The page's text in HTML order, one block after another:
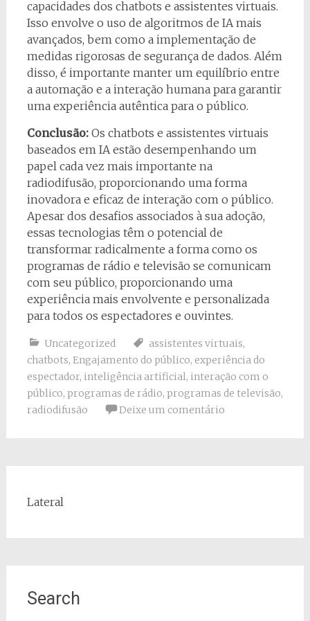
capacidades dos chatbots e assistentes virtuais.
Isso envolve o uso de algoritmos de IA mais
avançados, bem como a implementação de
medidas rigorosas de segurança de dados. Além
disso, é importante manter um equilíbrio entre
a automação e a interação humana para garantir
uma experiência autêntica para o público.
Conclusão:Os chatbots e assistentes virtuais
baseados em IA estão desempenhando um
papel cada vez mais importante na
radiodifusão, proporcionando uma forma
inovadora e eficaz de interação com o público.
Apesar dos desafios associados à sua adoção,
essas tecnologias têm o potencial de
transformar radicalmente a forma como os
programas de rádio e televisão se comunicam
com seu público, proporcionando uma
experiência mais envolvente e personalizada
para todos os espectadores e ouvintes.
Uncategorized assistentes virtuais,
chatbots, Engajamento do público, experiência do
espectador, inteligência artificial, interação com o
público, programas de rádio, programas de televisão,
radiodifusão
Deixe um comentário
Lateral
Search